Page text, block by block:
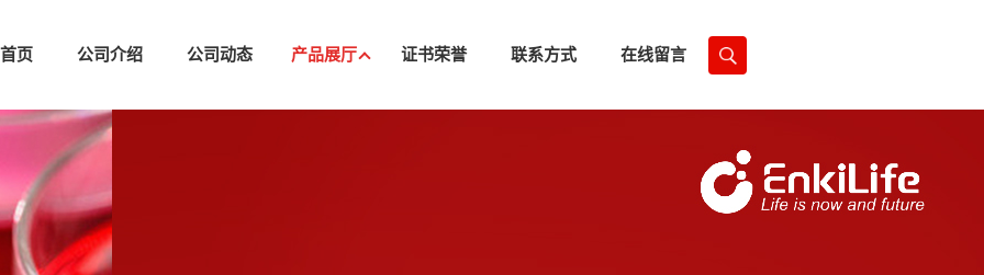
页 公司介绍 公司动态 产品展厅 证书荣誉 联系方式 在线留言